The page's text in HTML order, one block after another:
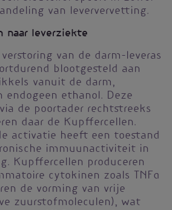
van leververvetting.
naar leverziekte
van de darm-leveras
blootgesteld aan
vanuit de darm,
endogeen ethanol. Deze
de poortader rechtstreeks
daar de Kupffercellen.
activatie heeft een toestand
immuunactiviteit in
Kupffercellen produceren
cytokinen zoals TNFα
de vorming van vrije
zuurstofmoleculen), wat